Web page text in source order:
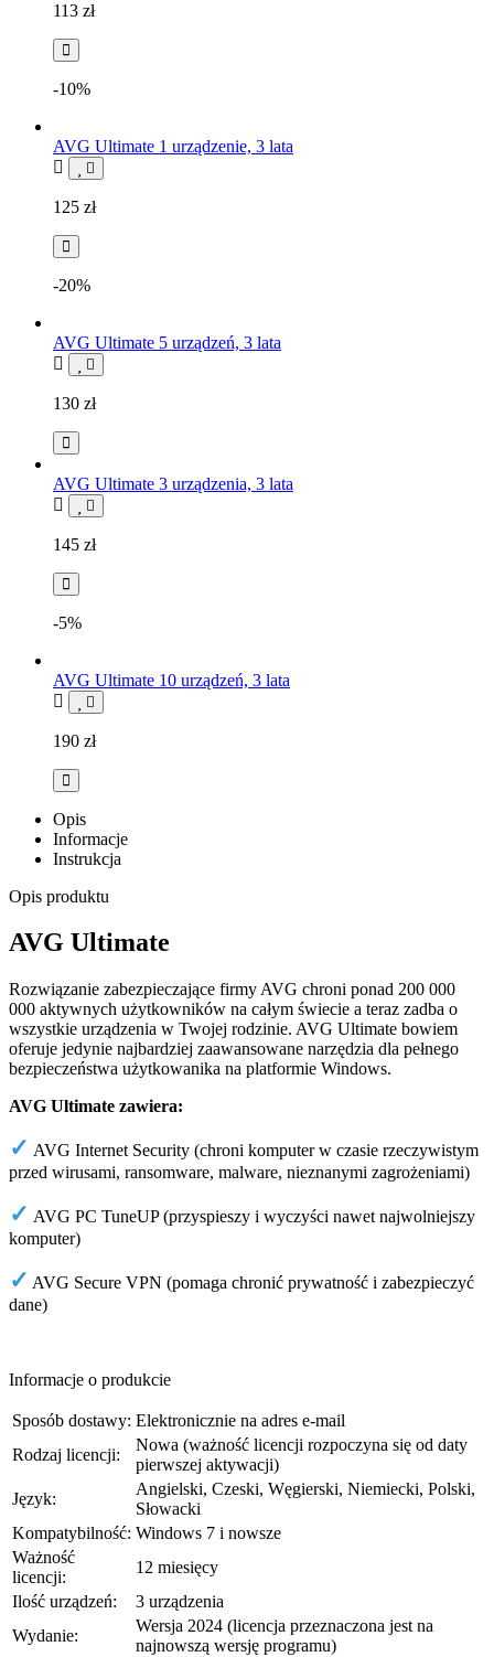
113 zł
-10%
AVG Ultimate 1 urządzenie, 3 lata
125 zł
-20%
AVG Ultimate 5 urządzeń, 3 lata
130 zł
AVG Ultimate 3 urządzenia, 3 lata
145 zł
-5%
AVG Ultimate 10 urządzeń, 3 lata
190 zł
Opis
Informacje
Instrukcja
Opis produktu
AVG Ultimate
Rozwiązanie zabezpieczające firmy AVG chroni ponad 200 000
000 aktywnych użytkowników na całym świecie a teraz zadba o
wszystkie urządzenia w Twojej rodzinie. AVG Ultimate bowiem
oferuje jedynie najbardziej zaawansowane narzędzia dla pełnego
bezpieczeństwa użytkowanika na platformie Windows.
AVG Ultimate zawiera:
✓ AVG Internet Security (chroni komputer w czasie rzeczywistym
przed wirusami, ransomware, malware, nieznanymi zagrożeniami)
✓ AVG PC TuneUP (przyspieszy i wyczyści nawet najwolniejszy
komputer)
✓ AVG Secure VPN (pomaga chronić prywatność i zabezpieczyć
dane)
Informacje o produkcie
Sposób dostawy: Elektronicznie na adres e-mail
Rodzaj licencji:
Nowa (ważność licencji rozpoczyna się od daty
pierwszej aktywacji)
Język:
Angielski, Czeski, Węgierski, Niemiecki, Polski,
Słowacki
Kompatybilność: Windows 7 i nowsze
Ważność
licencji:
12 miesięcy
Ilość urządzeń:
3 urządzenia
Wydanie:
Wersja 2024 (licencja przeznaczona jest na
najnowszą wersję programu)